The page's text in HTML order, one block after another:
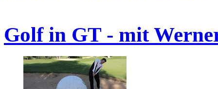
Golf in GT - mit